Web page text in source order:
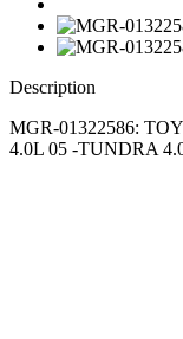
Description
MGR-01322586:
4.0L 05 -TUNDRA